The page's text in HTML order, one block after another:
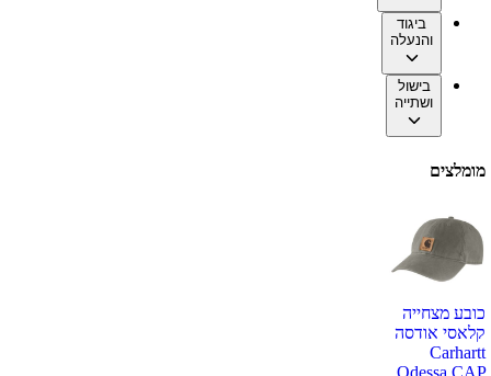
ביגוד
והנעלה
בישול
ושתייה
מומלצים
כובע מצחייה
קלאסי אודסה
Carhartt